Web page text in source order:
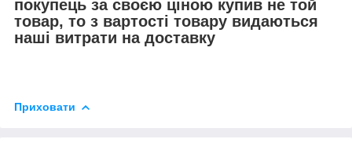
покупець за своєю ціною купив не той
товар, то з вартості товару видаються
наші витрати на доставку
Приховати